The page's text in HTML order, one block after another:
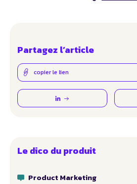
Partagez l’article
copier le lien
Le dico du produit
Product Marketing